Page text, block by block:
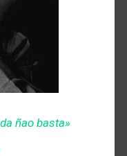
ñao basta»